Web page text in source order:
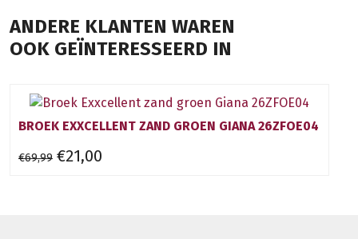
ANDERE KLANTEN WAREN
OOK GEÏNTERESSEERD IN
BROEK EXXCELLENT ZAND GROEN GIANA 26ZFOE04
€69,99 €21,00